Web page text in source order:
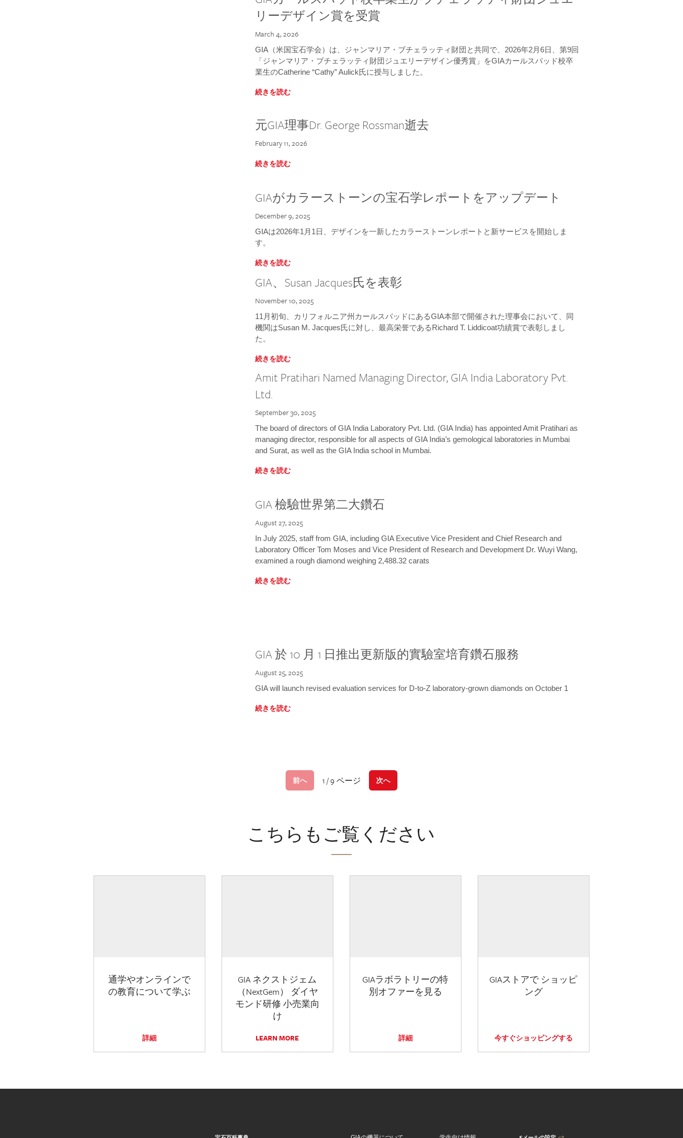
リーデザイン賞を受賞
March 4, 2026
GIA（米国宝石学会）は、ジャンマリア・ブチェラッティ財団と共同で、2026年2月6日、第9回
「ジャンマリア・ブチェラッティ財団ジュエリーデザイン優秀賞」をGIAカールスバッド校卒
業生のCatherine “Cathy” Aulick氏に授与しました。
続きを読む
元GIA理事Dr. George Rossman逝去
February 11, 2026
続きを読む
GIAがカラーストーンの宝石学レポートをアップデート
December 9, 2025
GIAは2026年1月1日、デザインを一新したカラーストーンレポートと新サービスを開始しま
す。
続きを読む
GIA、Susan Jacques氏を表彰
November 10, 2025
11月初旬、カリフォルニア州カールスバッドにあるGIA本部で開催された理事会において、同
機関はSusan M. Jacques氏に対し、最高栄誉であるRichard T. Liddicoat功績賞で表彰しまし
た。
続きを読む
Amit Pratihari Named Managing Director, GIA India Laboratory Pvt.
Ltd.
September 30, 2025
The board of directors of GIA India Laboratory Pvt. Ltd. (GIA India) has appointed Amit Pratihari as
managing director, responsible for all aspects of GIA India’s gemological laboratories in Mumbai
and Surat, as well as the GIA India school in Mumbai.
続きを読む
GIA 檢驗世界第二大鑽石
August 27, 2025
In July 2025, staff from GIA, including GIA Executive Vice President and Chief Research and
Laboratory Officer Tom Moses and Vice President of Research and Development Dr. Wuyi Wang,
examined a rough diamond weighing 2,488.32 carats
続きを読む
GIA 於 10 月 1 日推出更新版的實驗室培育鑽石服務
August 25, 2025
GIA will launch revised evaluation services for D-to-Z laboratory-grown diamonds on October 1
続きを読む
前へ 1 / 9 ページ 次へ
こちらもご覧ください
通学やオンラインで
の教育について学ぶ
詳細
GIA ネクストジェム
（NextGem） ダイヤ
モンド研修 小売業向
け
LEARN MORE
GIAラボラトリーの特
別オファーを見る
詳細
GIAストアで ショッピ
ング
今すぐショッピングする